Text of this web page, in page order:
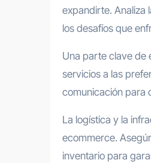
expandirte. Analiza
los desafíos que
Una parte clave de
servicios a las
comunicación para
La logística y la
ecommerce.
inventario para